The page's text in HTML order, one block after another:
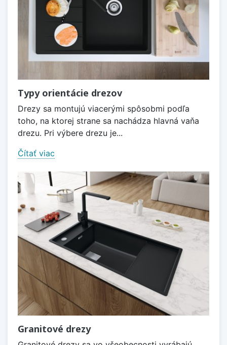
Typy orientácie drezov
Drezy sa montujú viacerými spôsobmi podľa
toho, na ktorej strane sa nachádza hlavná vaňa
drezu. Pri výbere drezu je...
Čítať viac
Granitové drezy